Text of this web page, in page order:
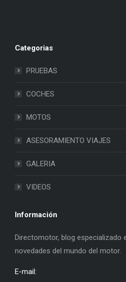
Categorias
PRUEBAS
COCHES
MOTOS
ASESORAMIENTO VIAJES
GALERIA
VIDEOS
Información
Directomotor, blog especializado
novedades del mundo del motor.
E-mail: